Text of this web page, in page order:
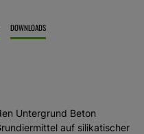
DOWNLOADS
Untergrund Beton
auf silikatischer